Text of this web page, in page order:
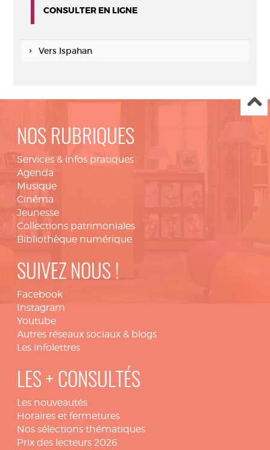
CONSULTER EN LIGNE
Vers Ispahan
NOS RUBRIQUES
Services & infos pratiques
Agenda
Musique
Cinéma
Jeunesse
Collections patrimoniales
Bibliothèque numérique
SUIVEZ NOUS !
Facebook
Instagram
Youtube
Autres réseaux sociaux & blogs
Les infolettres
LES + CONSULTÉS
Les nouveautés
Horaires et fermetures
Nos sélections thématiques
Prix des lecteurs 2026